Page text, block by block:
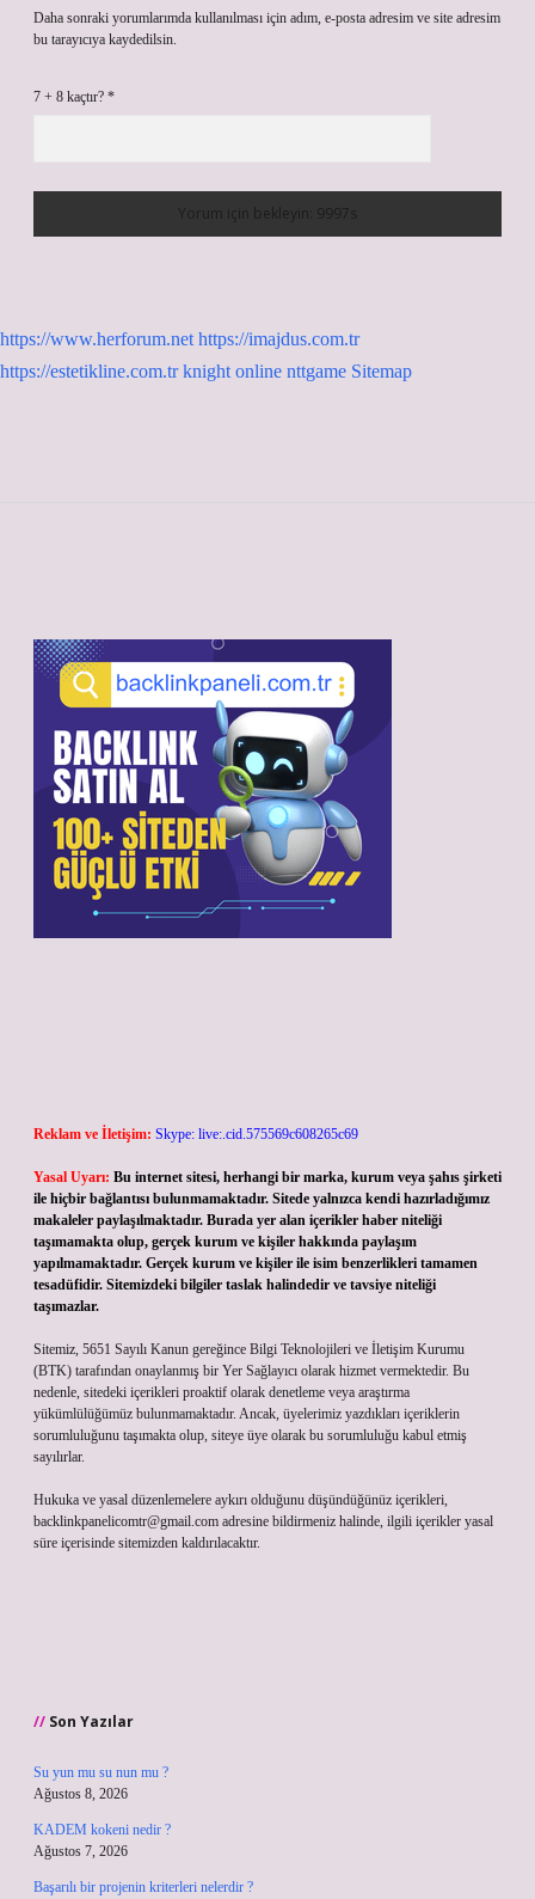
Daha sonraki yorumlarımda kullanılması için adım, e-posta adresim ve site adresim
bu tarayıcıya kaydedilsin.
7 + 8 kaçtır? *
https://www.herforum.net https://imajdus.com.tr
https://estetikline.com.tr knight online nttgame Sitemap
Reklam ve İletişim: Skype: live:.cid.575569c608265c69
Yasal Uyarı: Bu internet sitesi, herhangi bir marka, kurum veya şahıs şirketi
ile hiçbir bağlantısı bulunmamaktadır. Sitede yalnızca kendi hazırladığımız
makaleler paylaşılmaktadır. Burada yer alan içerikler haber niteliği
taşımamakta olup, gerçek kurum ve kişiler hakkında paylaşım
yapılmamaktadır. Gerçek kurum ve kişiler ile isim benzerlikleri tamamen
tesadüfidir. Sitemizdeki bilgiler taslak halindedir ve tavsiye niteliği
taşımazlar.
Sitemiz, 5651 Sayılı Kanun gereğince Bilgi Teknolojileri ve İletişim Kurumu
(BTK) tarafından onaylanmış bir Yer Sağlayıcı olarak hizmet vermektedir. Bu
nedenle, sitedeki içerikleri proaktif olarak denetleme veya araştırma
yükümlülüğümüz bulunmamaktadır. Ancak, üyelerimiz yazdıkları içeriklerin
sorumluluğunu taşımakta olup, siteye üye olarak bu sorumluluğu kabul etmiş
sayılırlar.
Hukuka ve yasal düzenlemelere aykırı olduğunu düşündüğünüz içerikleri,
backlinkpanelicomtr@gmail.com adresine bildirmeniz halinde, ilgili içerikler yasal
süre içerisinde sitemizden kaldırılacaktır.
Son Yazılar
Su yun mu su nun mu ?
Ağustos 8, 2026
KADEM kokeni nedir ?
Ağustos 7, 2026
Başarılı bir projenin kriterleri nelerdir ?